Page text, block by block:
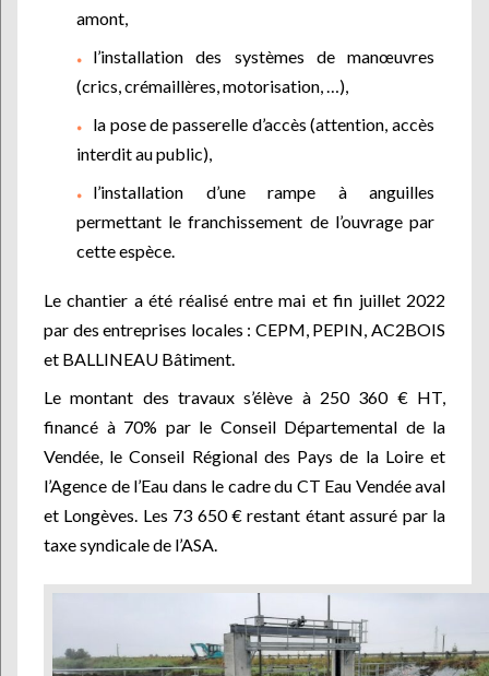
amont,
l’installation des systèmes de manœuvres
(crics, crémaillères, motorisation, …),
la pose de passerelle d’accès (attention, accès
interdit au public),
l’installation d’une rampe à anguilles
permettant le franchissement de l’ouvrage par
cette espèce.
Le chantier a été réalisé entre mai et fin juillet 2022
par des entreprises locales : CEPM, PEPIN, AC2BOIS
et BALLINEAU Bâtiment.
Le montant des travaux s’élève à 250 360 € HT,
financé à 70% par le Conseil Départemental de la
Vendée, le Conseil Régional des Pays de la Loire et
l’Agence de l’Eau dans le cadre du CT Eau Vendée aval
et Longèves. Les 73 650 € restant étant assuré par la
taxe syndicale de l’ASA.